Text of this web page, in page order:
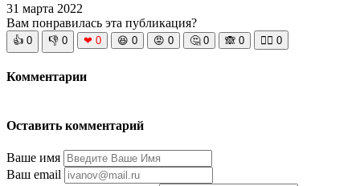
31 марта 2022
Вам понравилась эта публикация?
👍 0 👎 0 ❤ 0 😆 0 😡 0 🤔 0 🙈 0 🧘‍♀️ 0
Комментарии
Оставить комментарий
Ваше имя
Ваш email